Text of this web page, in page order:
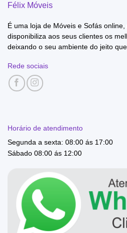
Félix Móveis
É uma loja de Móveis e Sofás
disponibiliza aos seus clientes os
deixando o seu ambiente do jeito
Rede sociais
Horário de atendimento
Segunda a sexta: 08:00 ás 17:00
Sábado 08:00 ás 12:00